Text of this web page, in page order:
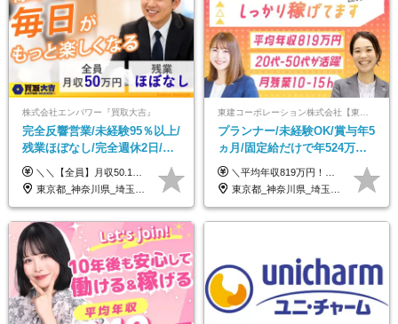
株式会社エンパワー『買取大吉』
完全反響営業/未経験95％以上/
残業ほぼなし/完全週休2日/月
収50万円スタート！/賞与年2
回
＼＼【全員】月収50.1万円保証！／／ 月給30.1万円＋インセン＋特別手当20万円(半年間)＋賞与 ※経験者は優遇いたします（研修も免除の場合有） ※固定残業代:7万4000円以上/月45時間分を含む ※固定残業代は残業がない場合も支給し、超過分は別途支給します ■入社後5日間研修を実施 研修中のテスト（ロープレ、商材知識）合格で研修生卒業となり翌月からインセンティブの対象に。 ロープレは細かな評価基準があり、顧客満足度をキープするため非常に重要なテストです。 ※4カ月目以降も不合格の場合、月給28.3万円／1カ月以内合格率100％ ＜平均年収＞ ◆一般メンバー ：625万円 ◆店長（管理職）：1178万円 ◆マネージャー ：4160万円
東京都_神奈川県_埼玉県_千葉県_大阪府_愛知県_北海道_青森県_岩手県_宮城県_秋田県_山形県_福島県_茨城県_栃木県_群馬県_新潟県_山梨県_長野県_富山県_石川県_福井県_静岡県_岐阜県_三重県_兵庫県_京都府_滋賀県_奈良県_和歌山県_広島県_岡山県_鳥取県_島根県_山口県_徳島県_香川県_愛媛県_高知県_福岡県_熊本県_佐賀県_長崎県_大分県_宮崎県_鹿児島県_沖縄県
プランナー/未経験OK/賞与年5
ヵ月/固定給だけで年524万円
可能/二人に一人が年収700万
円/休めて稼げる
＼平均年収819万円！社員の最大年収3,131万円／ ＼2人に1人が年収700万円以上／ ＼5人に1人が年収1,000万円以上！／ 固定給だけで、年収524万円も可能！ インセンティブだけでなく固定給でもしっかり稼げる仕組みです！ 【入社初年度】 年収400万～550万円＋インセンティブ →月給26万3,000円～29万5,600円＋賞与年2回（基本給×約5ヵ月分※前年度実績）＋インセンティブ＋各種手当 【インセンティブ】 1物件着工で目安80万～200万円 ※建物の契約金額実績によります 【各種手当】 ・都市手当…月1万円～3万円（首都圏・東海圏・関西圏で弊社指定の事業所に勤務する方が対象） ・家族手当…配偶者：月1万円、子供1名につき：月5千円 ・資格手当…FP資格1級：月1万円、2級：月5千円、3級：月3千円 ・役職手当…昇進欄に詳細記載（主任補：月5千円→主任：月1万円…） 【その他】 ※上記月給には、固定残業代【47時間分（7万3,800円以上）】が含まれます ※月平均残業時間は14時間と少なめです（2023年度） ※固定残業代の時間数を超える時間外労働は追加で支給 但し、時間数を超える時間外労働が発生する場合もあります（特別条項付き協定締結済）
東京都_神奈川県_埼玉県_千葉県_大阪府_愛知県_宮城県_茨城県_栃木県_群馬県_静岡県_兵庫県_京都府_福岡県